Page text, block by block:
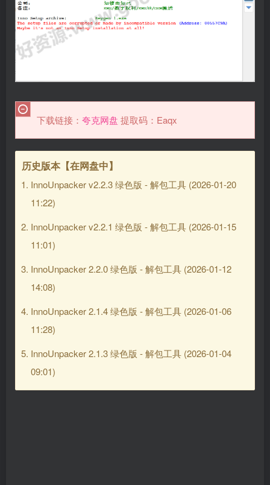
下载链接： 夸克网盘 提取码：Eaqx
历史版本【在网盘中】
InnoUnpacker v2.2.3 绿色版 - 解包工具 (2026-01-20
11:22)
InnoUnpacker v2.2.1 绿色版 - 解包工具 (2026-01-15
11:01)
InnoUnpacker 2.2.0 绿色版 - 解包工具 (2026-01-12
14:08)
InnoUnpacker 2.1.4 绿色版 - 解包工具 (2026-01-06
11:28)
InnoUnpacker 2.1.3 绿色版 - 解包工具 (2026-01-04
09:01)